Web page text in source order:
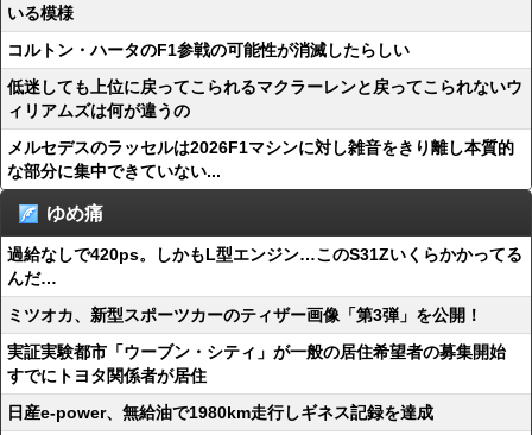
いる模様
コルトン・ハータのF1参戦の可能性が消滅したらしい
低迷しても上位に戻ってこられるマクラーレンと戻ってこられないウ
ィリアムズは何が違うの
メルセデスのラッセルは2026F1マシンに対し雑音をきり離し本質的
な部分に集中できていない...
ゆめ痛
過給なしで420ps。しかもL型エンジン…このS31Zいくらかかってる
んだ…
ミツオカ、新型スポーツカーのティザー画像「第3弾」を公開！
実証実験都市「ウーブン・シティ」が一般の居住希望者の募集開始
すでにトヨタ関係者が居住
日産e-power、無給油で1980km走行しギネス記録を達成